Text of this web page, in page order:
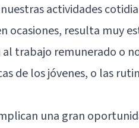
actividades
ocasiones, resulta muy
trabajo remunerado o
de los jóvenes, o las
una gran